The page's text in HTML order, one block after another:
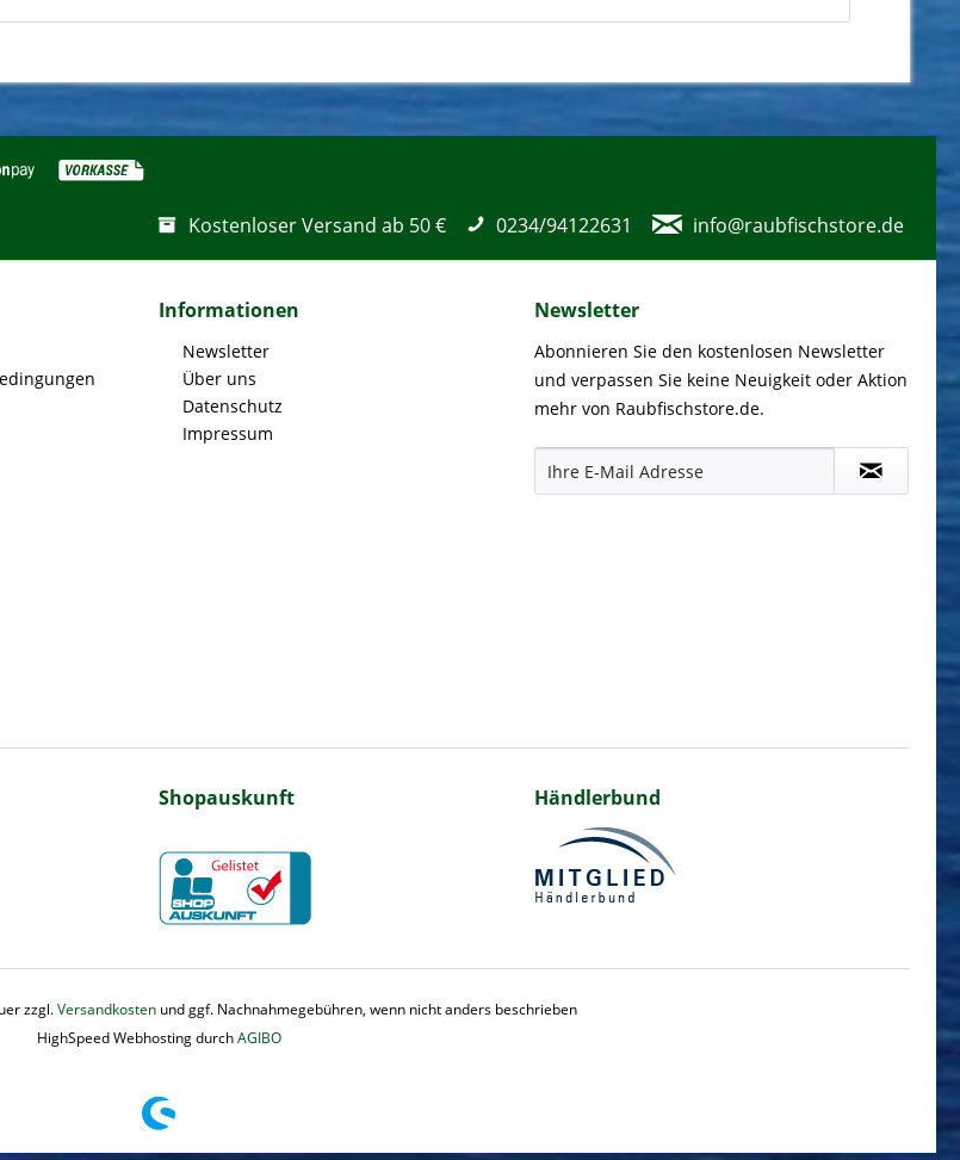
Kostenloser Versand ab 50 € 0234/94122631 info@raubfischstore.de
Informationen
Newsletter
Über uns
Datenschutz
Impressum
Newsletter
Abonnieren Sie den kostenlosen Newsletter
und verpassen Sie keine Neuigkeit oder Aktion
mehr von Raubfischstore.de.
Shopauskunft Händlerbund
zzgl.Versandkostenund ggf. Nachnahmegebühren, wenn nicht anders beschrieben
HighSpeed Webhosting durchAGIBO